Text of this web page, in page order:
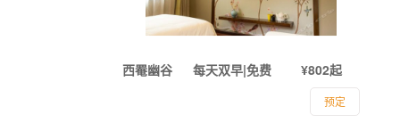
西罨幽谷 ¥802起
每天双早|免费
预定